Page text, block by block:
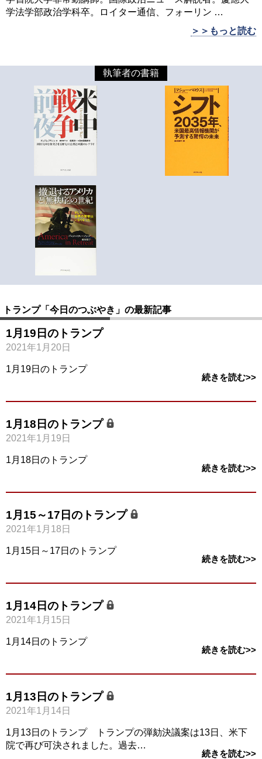
学法学部政治学科卒。ロイター通信、フォーリン …
＞＞もっと読む
執筆者の書籍
トランプ「今日のつぶやき」の最新記事
1月19日のトランプ
2021年1月20日
1月19日のトランプ
続きを読む>>
1月18日のトランプ
2021年1月19日
1月18日のトランプ
続きを読む>>
1月15～17日のトランプ
2021年1月18日
1月15日～17日のトランプ
続きを読む>>
1月14日のトランプ
2021年1月15日
1月14日のトランプ
続きを読む>>
1月13日のトランプ
2021年1月14日
1月13日のトランプ トランプの弾劾決議案は13日、米下
院で再び可決されました。過去…
続きを読む>>